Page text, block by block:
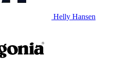
Helly Hansen